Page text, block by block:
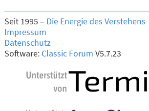
Seit 1995 – Die Energie des Verstehens
Impressum
Datenschutz
Software: Classic Forum V5.7.23